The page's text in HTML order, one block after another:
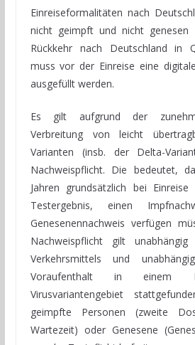
Einreiseformalitäten nach
nicht geimpft und nicht
Rückkehr nach Deutschland in
muss vor der Einreise eine
ausgefüllt werden.
Es gilt aufgrund der
Verbreitung von leicht
Varianten (insb. der Delta-
Nachweispflicht. Die bedeutet,
Jahren grundsätzlich bei
Testergebnis, einen
Genesenennachweis verfügen
Nachweispflicht gilt
Verkehrsmittels und
Voraufenthalt in einem
Virusvariantengebiet
geimpfte Personen (zweite
Wartezeit) oder Genesene